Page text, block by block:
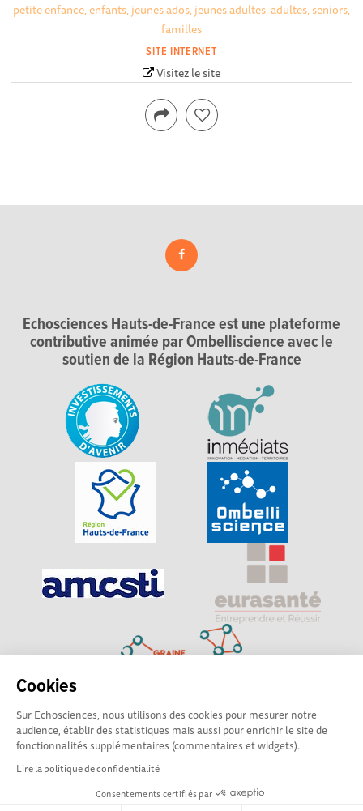
Cookies
Sur Echosciences, nous utilisons des cookies pour mesurer notre
audience, établir des statistiques mais aussi pour enrichir le site de
fonctionnalités supplémentaires (commentaires et widgets).
Lire la politique de confidentialité
Consentements certifiés par
petite enfance, enfants, jeunes ados, jeunes adultes, adultes, seniors,
familles
SITE INTERNET
Visitez le site
Echosciences Hauts-de-France est une plateforme
contributive animée par Ombelliscience avec le
soutien de la Région Hauts-de-France
Explorer, s’exprimer, rentrer en contact : Echosciences
Hauts-de-France est le réseau social des amateurs de
sciences et de technologies du territoire
Mentions légales|Politique de confidentialité